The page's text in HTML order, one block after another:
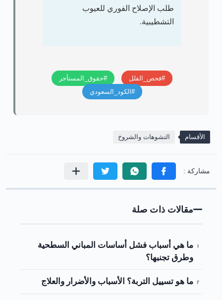
طلب الإصلاح الفوري للعيوب
التشطيبية.
#فحص_الفلل
#حقوق_المستأجر
#الكود_السعودي
الأقسام التشوهات والشروخ
مقالات ذات صلة
ما هي أسباب فشل أساسات المباني السطحية
وطرق تجنبها؟
ما هو تسييل التربة؟ الأسباب والأضرار والعلاج